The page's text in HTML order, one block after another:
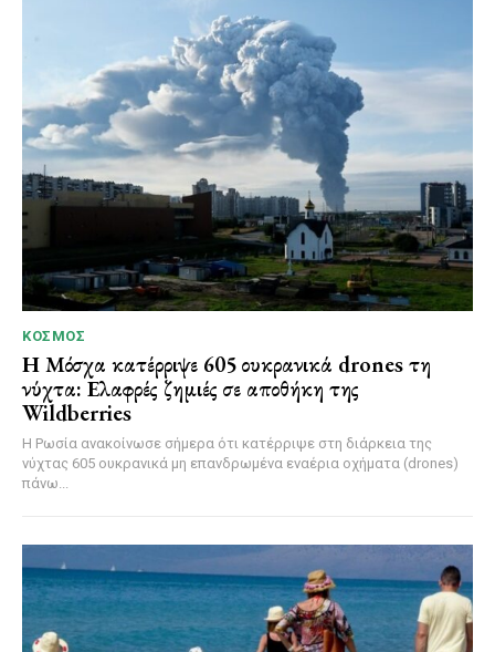
ΚΌΣΜΟΣ
Η Μόσχα κατέρριψε 605 ουκρανικά drones τη
νύχτα: Ελαφρές ζημιές σε αποθήκη της
Wildberries
Η Ρωσία ανακοίνωσε σήμερα ότι κατέρριψε στη διάρκεια της
νύχτας 605 ουκρανικά μη επανδρωμένα εναέρια οχήματα (drones)
πάνω...